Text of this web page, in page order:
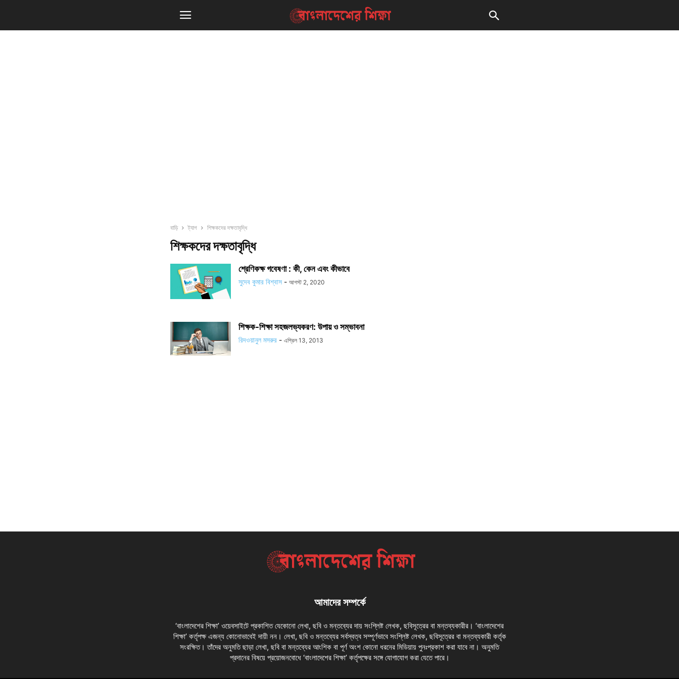
বাড়ি ট্যাগ শিক্ষকদের দক্ষতাবৃদ্ধি
শিক্ষকদের দক্ষতাবৃদ্ধি
শ্রেণিকক্ষ গবেষণা : কী, কেন এবং কীভাবে
সুদেব কুমার বিশ্বাস - আগস্ট 2, 2020
শিক্ষক-শিক্ষা সহজলভ্যকরণ: উপায় ও সম্ভাবনা
রিদওয়ানুল মসরুর - এপ্রিল 13, 2013
আমাদের সম্পর্কে
‘বাংলাদেশের শিক্ষা’ ওয়েবসাইটে প্রকাশিত যেকোনো লেখা, ছবি ও মন্তব্যের দায় সংশ্লিষ্ট লেখক, ছবিসূত্রের বা মন্তব্যকারীর। ‘বাংলাদেশের
শিক্ষা’ কর্তৃপক্ষ এজন্য কোনোভাবেই দায়ী নন। লেখা, ছবি ও মন্তব্যের সর্বস্বত্ব সম্পূর্ণভাবে সংশ্লিষ্ট লেখক, ছবিসূত্রের বা মন্তব্যকারী কর্তৃক
সংরক্ষিত। তাঁদের অনুমতি ছাড়া লেখা, ছবি বা মন্তব্যের আংশিক বা পূর্ণ অংশ কোনো ধরনের মিডিয়ায় পুনঃপ্রকাশ করা যাবে না। অনুমতি
প্রদানের বিষয়ে প্রয়োজনবোধে ‘বাংলাদেশের শিক্ষা’ কর্তৃপক্ষের সঙ্গে যোগাযোগ করা যেতে পারে।